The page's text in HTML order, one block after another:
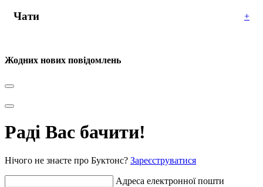
Чати +
Жодних нових повідомлень
Раді Вас бачити!
Нічого не знаєте про Буктонс? Зареєструватися
Адреса електронної пошти